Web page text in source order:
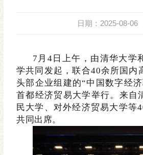
日期：2025-08-06
7月4日上午，由清华大学
学共同发起，联合40余所国内
头部企业组建的“中国数字经
首都经济贸易大学举行。来自
民大学、对外经济贸易大学等
共同出席。